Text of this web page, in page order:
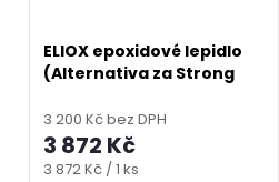
ELIOX epoxidové lepidlo
(Alternativa za Strong
3 200 Kč bez DPH
3 872 Kč
Měrná
3 872 Kč / 1 ks